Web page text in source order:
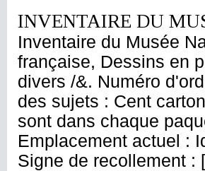
INVENTAIRE DU
Inventaire du Musée
française, Dessins en
divers /&. Numéro
des sujets : Cent
sont dans chaque
Emplacement actuel :
Signe de recollement :